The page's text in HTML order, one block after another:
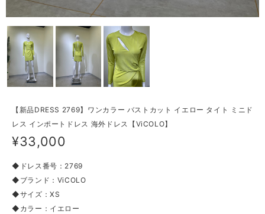
【新品DRESS 2769】ワンカラー バストカット イエロー タイト ミニド
レス インポートドレス 海外ドレス【ViCOLO】
¥33,000
◆ドレス番号：2769
◆ブランド：ViCOLO
◆サイズ：XS
◆カラー：イエロー